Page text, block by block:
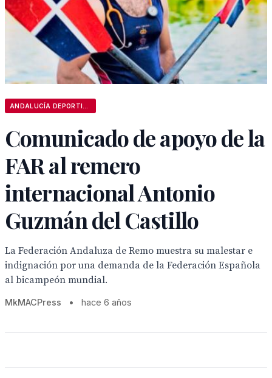
Comunicado de apoyo de la
FAR al remero
internacional Antonio
Guzmán del Castillo
La Federación Andaluza de Remo muestra su malestar e
indignación por una demanda de la Federación Española
al bicampeón mundial.
MkMACPress • hace 6 años